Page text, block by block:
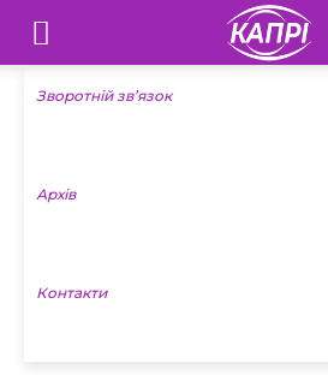
Телебачення
«Капрі»
Новини
Зворотній зв’язок
Архів
Контакти